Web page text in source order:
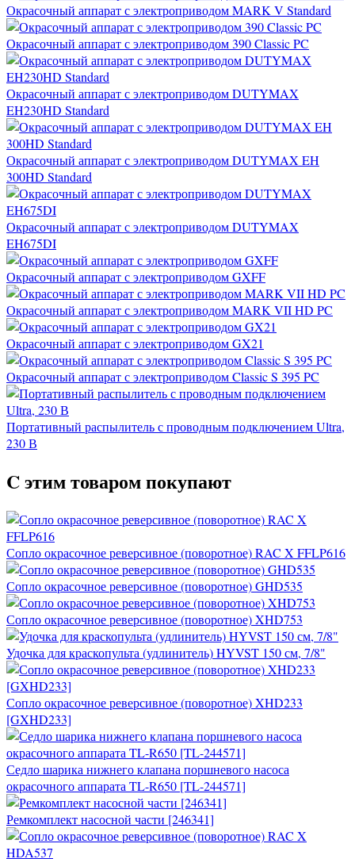
Окрасочный аппарат с электроприводом MARK V Standard
Окрасочный аппарат с электроприводом 390 Classic PC
Окрасочный аппарат с электроприводом DUTYMAX
EH230HD Standard
Окрасочный аппарат с электроприводом DUTYMAX EH
300HD Standard
Окрасочный аппарат с электроприводом DUTYMAX
EH675DI
Окрасочный аппарат с электроприводом GXFF
Окрасочный аппарат с электроприводом MARK VII HD PC
Окрасочный аппарат с электроприводом GX21
Окрасочный аппарат с электроприводом Classic S 395 PC
Портативный распылитель с проводным подключением Ultra,
230 В
C этим товаром покупают
Сопло окрасочное реверсивное (поворотное) RAC X FFLP616
Сопло окрасочное реверсивное (поворотное) GHD535
Сопло окрасочное реверсивное (поворотное) XHD753
Удочка для краскопульта (удлинитель) HYVST 150 см, 7/8"
Сопло окрасочное реверсивное (поворотное) XHD233
[GXHD233]
Седло шарика нижнего клапана поршневого насоса
окрасочного аппарата TL-R650 [TL-244571]
Ремкомплект насосной части [246341]